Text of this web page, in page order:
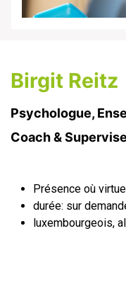
Birgit Reitz
Psychologue,
Coach &
Présence où virtuel
durée: sur
luxembourgeois,